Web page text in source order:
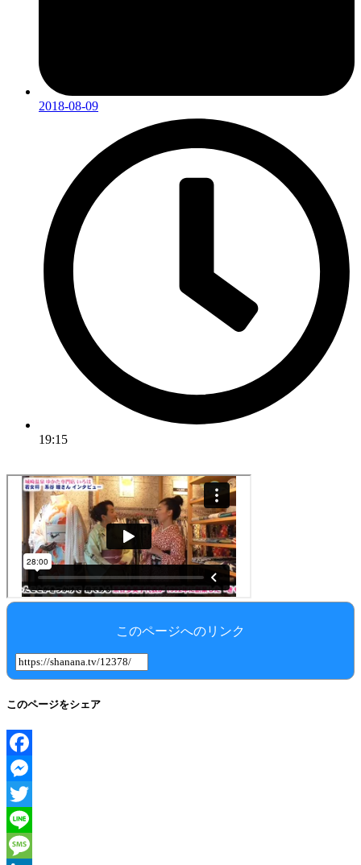
2018-08-09
19:15
このページへのリンク
このページをシェア
Facebook
Messenger
Twitter
Line